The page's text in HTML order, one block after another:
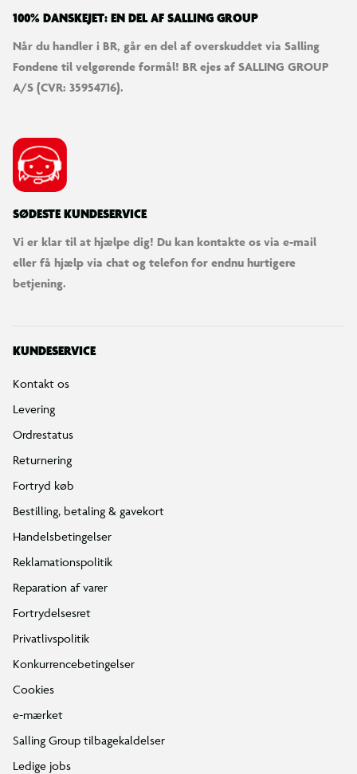
100% DANSKEJET: EN DEL AF SALLING GROUP
Når du handler i BR, går en del af overskuddet via Salling
Fondene til velgørende formål! BR ejes af SALLING GROUP
A/S (CVR: 35954716).
SØDESTE KUNDESERVICE
Vi er klar til at hjælpe dig! Du kan kontakte os via e-mail
eller få hjælp via chat og telefon for endnu hurtigere
betjening.
KUNDESERVICE
Kontakt os
Levering
Ordrestatus
Returnering
Fortryd køb
Bestilling, betaling & gavekort
Handelsbetingelser
Reklamationspolitik
Reparation af varer
Fortrydelsesret
Privatlivspolitik
Konkurrencebetingelser
Cookies
e-mærket
Salling Group tilbagekaldelser
Ledige jobs